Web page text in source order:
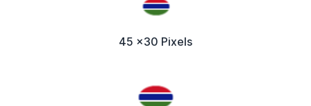
45 x30 Pixels